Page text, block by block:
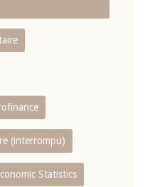
(interrompu)
Statistics